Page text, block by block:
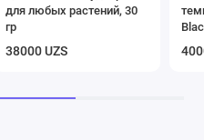
для любых растений, 30
гр
38000 UZS